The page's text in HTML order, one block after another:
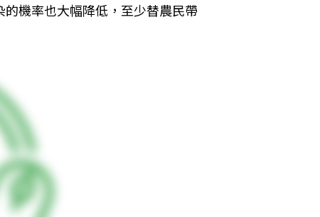
機率也大幅降低，至少替農民帶